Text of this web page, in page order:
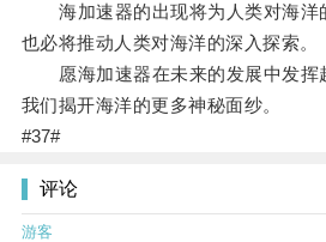
海加速器的出现将为人类对海洋
也必将推动人类对海洋的深入探索。
愿海加速器在未来的发展中发挥
我们揭开海洋的更多神秘面纱。
#37#
评论
游客